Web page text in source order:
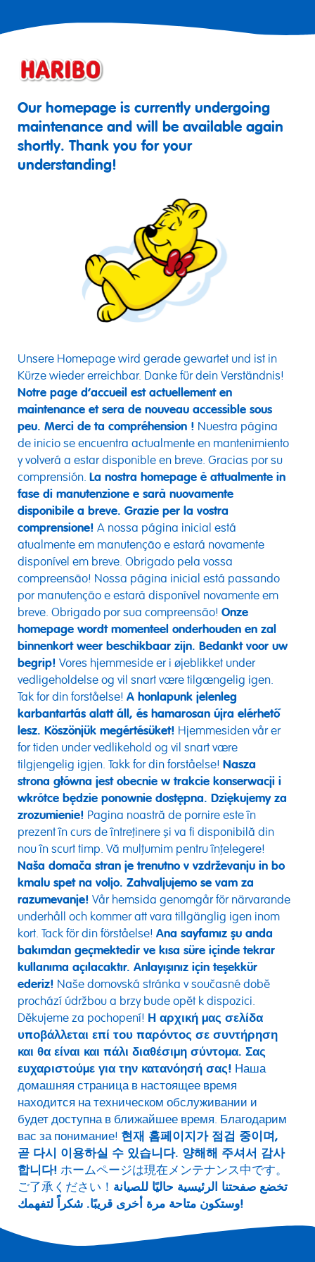
Our homepage is currently undergoing
maintenance and will be available again
shortly. Thank you for your
understanding!
Unsere Homepage wird gerade gewartet und ist in
Kürze wieder erreichbar. Danke für dein Verständnis!
Notre page d’accueil est actuellement en
maintenance et sera de nouveau accessible sous
peu. Merci de ta compréhension ! Nuestra página
de inicio se encuentra actualmente en mantenimiento
y volverá a estar disponible en breve. Gracias por su
comprensión. La nostra homepage è attualmente in
fase di manutenzione e sarà nuovamente
disponibile a breve. Grazie per la vostra
comprensione! A nossa página inicial está
atualmente em manutenção e estará novamente
disponível em breve. Obrigado pela vossa
compreensão! Nossa página inicial está passando
por manutenção e estará disponível novamente em
breve. Obrigado por sua compreensão! Onze
homepage wordt momenteel onderhouden en zal
binnenkort weer beschikbaar zijn. Bedankt voor uw
begrip! Vores hjemmeside er i øjeblikket under
vedligeholdelse og vil snart være tilgængelig igen.
Tak for din forståelse! A honlapunk jelenleg
karbantartás alatt áll, és hamarosan újra elérhető
lesz. Köszönjük megértésüket! Hjemmesiden vår er
for tiden under vedlikehold og vil snart være
tilgjengelig igjen. Takk for din forståelse! Nasza
strona główna jest obecnie w trakcie konserwacji i
wkrótce będzie ponownie dostępna. Dziękujemy za
zrozumienie! Pagina noastră de pornire este în
prezent în curs de întreținere și va fi disponibilă din
nou în scurt timp. Vă mulțumim pentru înțelegere!
Naša domača stran je trenutno v vzdrževanju in bo
kmalu spet na voljo. Zahvaljujemo se vam za
razumevanje! Vår hemsida genomgår för närvarande
underhåll och kommer att vara tillgänglig igen inom
kort. Tack för din förståelse! Ana sayfamız şu anda
bakımdan geçmektedir ve kısa süre içinde tekrar
kullanıma açılacaktır. Anlayışınız için teşekkür
ederiz! Naše domovská stránka v současné době
prochází údržbou a brzy bude opět k dispozici.
Děkujeme za pochopení! Η αρχική μας σελίδα
υποβάλλεται επί του παρόντος σε συντήρηση
και θα είναι και πάλι διαθέσιμη σύντομα. Σας
ευχαριστούμε για την κατανόησή σας! Наша
домашняя страница в настоящее время
находится на техническом обслуживании и
будет доступна в ближайшее время. Благодарим
вас за понимание! 현재 홈페이지가 점검 중이며,
곧 다시 이용하실 수 있습니다. 양해해 주셔서 감사
합니다! ホームページは現在メンテナンス中です。
ご了承ください！ تخضع صفحتنا الرئيسية حاليًا للصيانة
وستكون متاحة مرة أخرى قريبًا. شكراً لتفهمك!